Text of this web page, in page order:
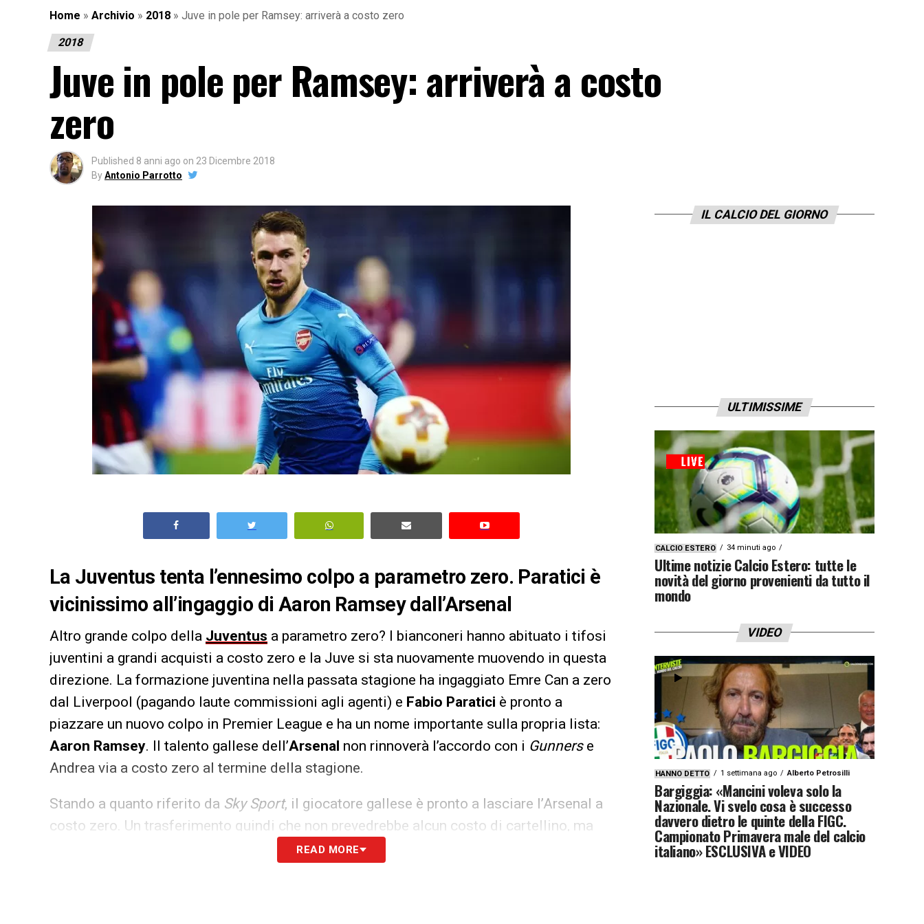
Home » Archivio » 2018 » Juve in pole per Ramsey: arriverà a costo zero
2018
Juve in pole per Ramsey: arriverà a costo
zero
Published 8 anni ago on 23 Dicembre 2018
ByAntonio Parrotto
La Juventus tenta l’ennesimo colpo a parametro zero. Paratici è
vicinissimo all’ingaggio di Aaron Ramsey dall’Arsenal
Altro grande colpo della Juventus a parametro zero? I bianconeri hanno abituato i tifosi
juventini a grandi acquisti a costo zero e la Juve si sta nuovamente muovendo in questa
direzione. La formazione juventina nella passata stagione ha ingaggiato Emre Can a zero
dal Liverpool (pagando laute commissioni agli agenti) e Fabio Paratici è pronto a
piazzare un nuovo colpo in Premier League e ha un nome importante sulla propria lista:
Aaron Ramsey. Il talento gallese dell’Arsenal non rinnoverà l’accordo con i Gunnerse
Andrea via a costo zero al termine della stagione.
Stando a quanto riferito da Sky Sport, il giocatore gallese è pronto a lasciare l’Arsenal a
costo zero. Un trasferimento quindi che non prevedrebbe alcun costo di cartellino, ma
soltanto le commissioni e l’ingaggio da corrispondere al centrocampista. Per lui, i
READ MORE
IL CALCIO DEL GIORNO
ULTIMISSIME
CALCIO ESTERO 34 minuti ago
Ultime notizie Calcio Estero: tutte le
novità del giorno provenienti da tutto il
mondo
VIDEO
HANNO DETTO 1 settimana ago Alberto Petrosilli
Bargiggia: «Mancini voleva solo la
Nazionale. Vi svelo cosa è successo
davvero dietro le quinte della FIGC.
Campionato Primavera male del calcio
italiano» ESCLUSIVA e VIDEO